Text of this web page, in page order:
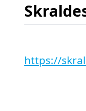
https://